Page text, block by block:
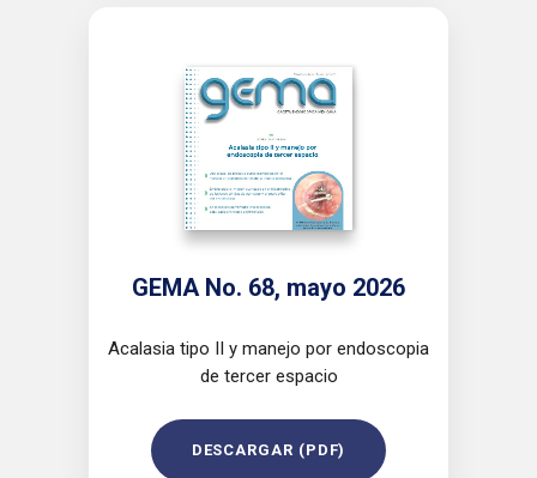
GEMA No. 68, mayo 2026
Acalasia tipo II y manejo por endoscopia
de tercer espacio
DESCARGAR (PDF)